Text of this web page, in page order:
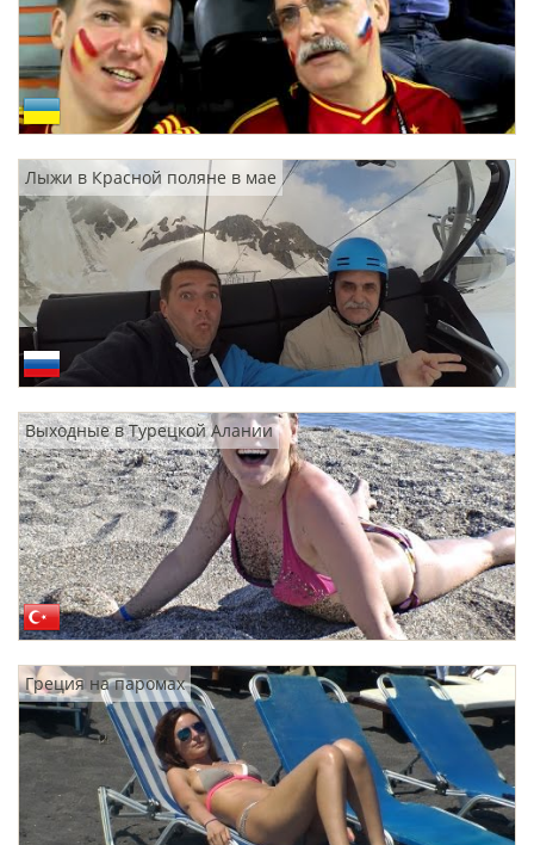
Лыжи в Красной поляне в мае
Выходные в Турецкой Алании
Греция на паромах